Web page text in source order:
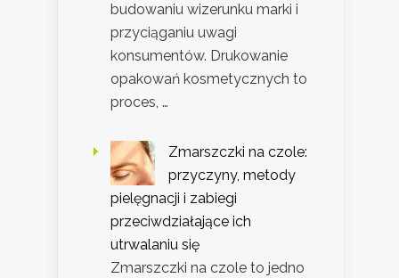
budowaniu wizerunku marki i
przyciąganiu uwagi
konsumentów. Drukowanie
opakowań kosmetycznych to
proces, …
Zmarszczki na czole:
przyczyny, metody
pielęgnacji i zabiegi
przeciwdziałające ich
utrwalaniu się
Zmarszczki na czole to jedno